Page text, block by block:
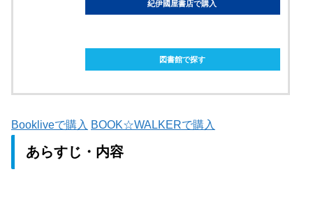
紀伊國屋書店で購入
図書館で探す
Bookliveで購入 BOOK☆WALKERで購入
あらすじ・内容